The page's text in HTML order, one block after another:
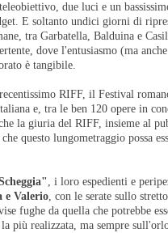
due luci e un
E soltanto undici giorni di
tra Garbatella, Balduina e
dove l'entusiasmo (ma
è tangibile.
RIFF, il Festival
e, tra le ben 120 opere in
la giuria del RIFF, insieme al
questo lungometraggio possa
, i loro espedienti e
e Valerio, con le serate sullo
fughe da quella che potrebbe
più realizzata, ma sempre